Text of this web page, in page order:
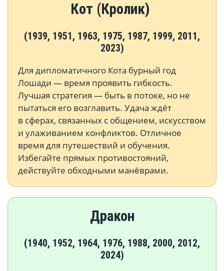
Кот (Кролик)
(1939, 1951, 1963, 1975, 1987, 1999, 2011,
2023)
Для дипломатичного Кота бурный год
Лошади — время проявить гибкость.
Лучшая стратегия — быть в потоке, но не
пытаться его возглавить. Удача ждёт
в сферах, связанных с общением, искусством
и улаживанием конфликтов. Отличное
время для путешествий и обучения.
Избегайте прямых противостояний,
действуйте обходными манёврами.
Дракон
(1940, 1952, 1964, 1976, 1988, 2000, 2012,
2024)